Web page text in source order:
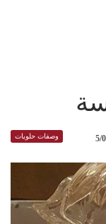
وصفات حلويات 5/